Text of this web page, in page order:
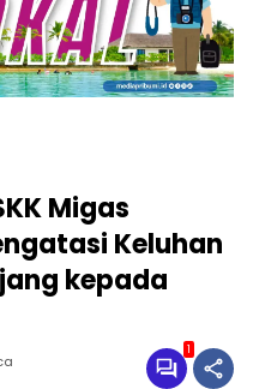
Migas
Keluhan
kepada
1